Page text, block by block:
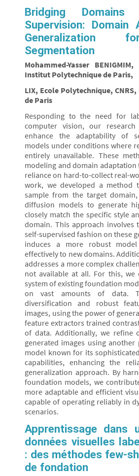
Bridging
Supervision: Domain
Generalization
Segmentation
Mohammed-Yasser
Institut Polytechnique de Paris,
LIX, Ecole Polytechnique,
de Paris
Responding to the need for
computer vision, our
enhance the adaptability of
models under conditions where
entirely unavailable. These
modeling and domain
reliance on hard-to-collect real-
work, we developed a method
sample from the target
diffusion models to generate
closely match the specific style
domain. This approach
self-supervised fashion on these
induces a more robust
effectively to new domains.
addresses a more complex
not available at all. For this, we
system of existing foundation
on vast amounts of data.
diversification and robust
images, using the power of
feature extractors trained
of data. Additionally, we refine
generated images using
model known for its
capabilities, enhancing the
generalization approach. By
foundation models, we
more adaptable and efficient
capable of operating reliably in
scenarios.
Apprentissage dans
données visuelles
: des méthodes few-
de fondation